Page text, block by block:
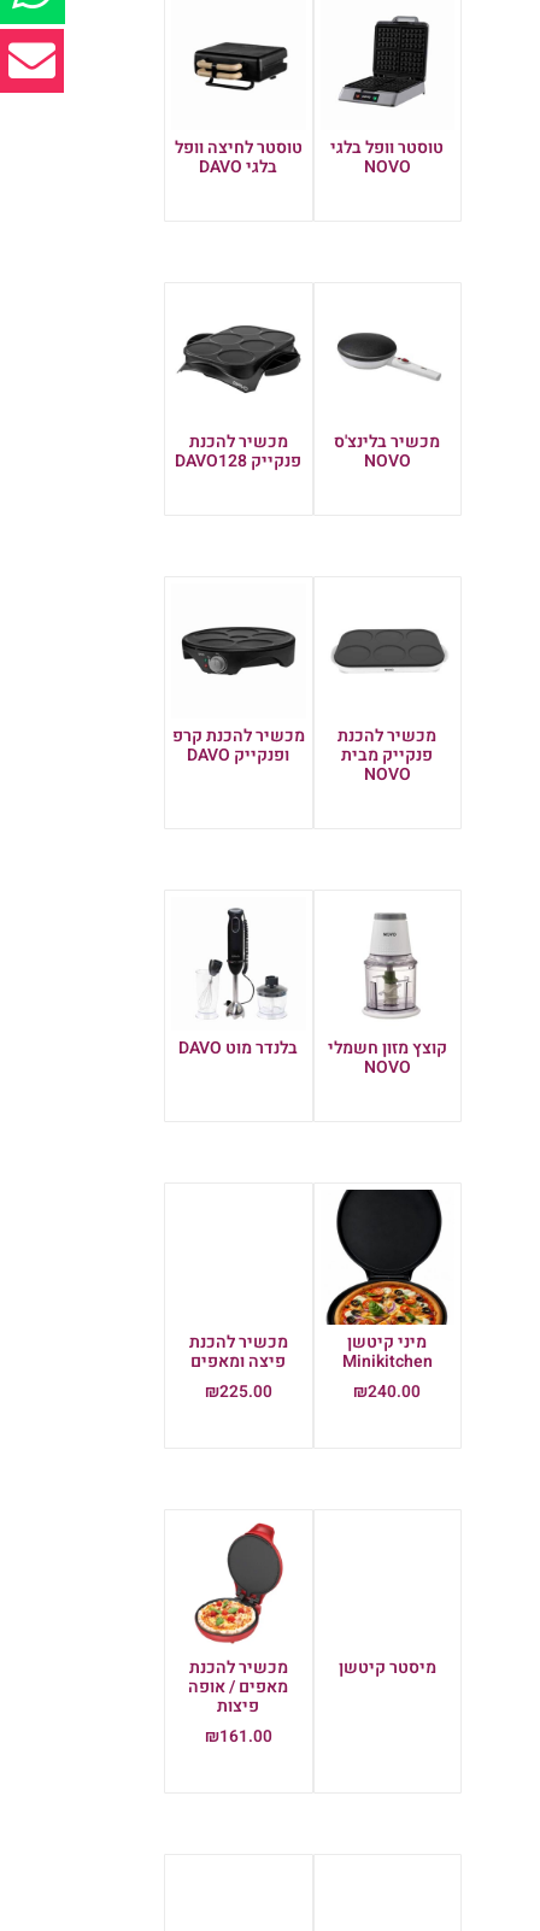
טוסטר וופל בלגי
NOVO
טוסטר לחיצה וופל
בלגי DAVO
מכשיר בלינצ'ס
NOVO
מכשיר להכנת
פנקייק DAVO128
מכשיר להכנת
פנקייק מבית
NOVO
מכשיר להכנת קרפ
ופנקייק DAVO
קוצץ מזון חשמלי
NOVO
בלנדר מוט DAVO
מיני קיטשן
Minikitchen
₪240.00
מכשיר להכנת
פיצה ומאפים
₪225.00
מיסטר קיטשן
מכשיר להכנת
מאפים / אופה
פיצות
₪161.00